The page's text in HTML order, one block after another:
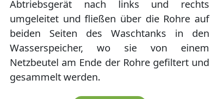
Abtriebsgerät nach links und rechts
umgeleitet und fließen über die Rohre auf
beiden Seiten des Waschtanks in den
Wasserspeicher, wo sie von einem
Netzbeutel am Ende der Rohre gefiltert und
gesammelt werden.